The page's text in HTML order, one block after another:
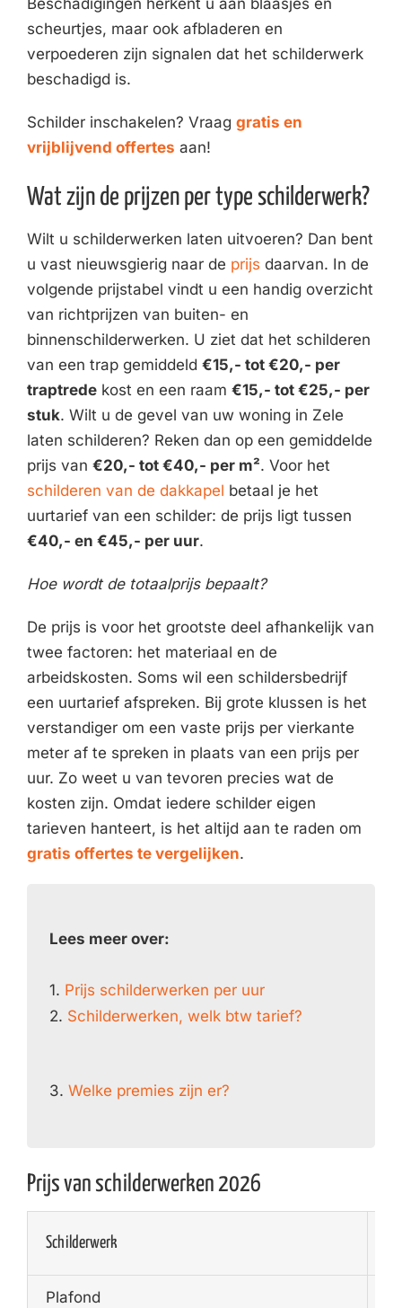
scheurtjes, maar ook afbladeren en
verpoederen zijn signalen dat het schilderwerk
beschadigd is.
Schilder inschakelen? Vraag gratis en
vrijblijvend offertes aan!
Wat zijn de prijzen per type schilderwerk?
Wilt u schilderwerken laten uitvoeren? Dan bent
u vast nieuwsgierig naar de prijs daarvan. In de
volgende prijstabel vindt u een handig overzicht
van richtprijzen van buiten- en
binnenschilderwerken. U ziet dat het schilderen
van een trap gemiddeld €15,- tot €20,- per
traptrede kost en een raam €15,- tot €25,- per
stuk. Wilt u de gevel van uw woning in Zele
laten schilderen? Reken dan op een gemiddelde
prijs van €20,- tot €40,- per m². Voor het
schilderen van de dakkapel betaal je het
uurtarief van een schilder: de prijs ligt tussen
€40,- en €45,- per uur.
Hoe wordt de totaalprijs bepaalt?
De prijs is voor het grootste deel afhankelijk van
twee factoren: het materiaal en de
arbeidskosten. Soms wil een schildersbedrijf
een uurtarief afspreken. Bij grote klussen is het
verstandiger om een vaste prijs per vierkante
meter af te spreken in plaats van een prijs per
uur. Zo weet u van tevoren precies wat de
kosten zijn. Omdat iedere schilder eigen
tarieven hanteert, is het altijd aan te raden om
gratis offertes te vergelijken.
Lees meer over:
1. Prijs schilderwerken per uur
2. Schilderwerken, welk btw tarief?
3. Welke premies zijn er?
Prijs van schilderwerken 2026
Schilderwerk
Plafond